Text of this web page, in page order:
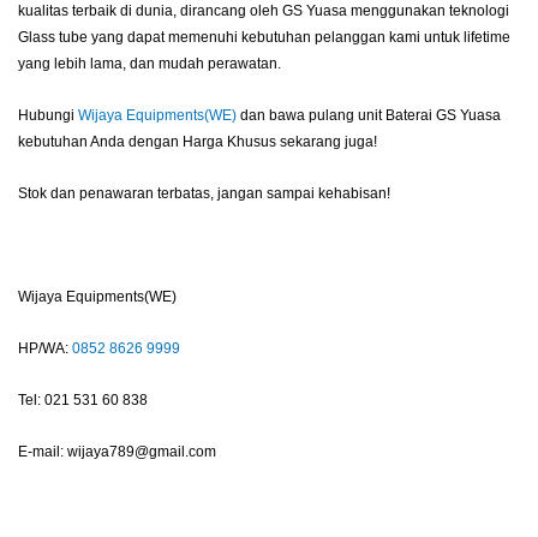
kualitas terbaik di dunia, dirancang oleh GS Yuasa menggunakan teknologi
Glass tube yang dapat memenuhi kebutuhan pelanggan kami untuk lifetime
yang lebih lama, dan mudah perawatan.
Hubungi Wijaya Equipments(WE) dan bawa pulang unit Baterai GS Yuasa
kebutuhan Anda dengan Harga Khusus sekarang juga!
Stok dan penawaran terbatas, jangan sampai kehabisan!
Wijaya Equipments(WE)
HP/WA: 0852 8626 9999
Tel: 021 531 60 838
E-mail: wijaya789@gmail.com